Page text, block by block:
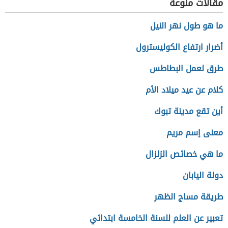
ما هو طول نهر النيل
أضرار ارتفاع الكوليسترول
طرق لعمل البطاطس
كلام عن عيد ميلاد الأم
أين تقع مدينة تبوك
معنى إسم مريم
ما هي خصائص الزلزال
دولة اليابان
طريقة مساج الظهر
تعبير عن العلم للسنة الخامسة ابتدائي